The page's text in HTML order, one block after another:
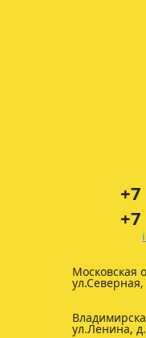
+7
+7
Московская
ул.Ленина,